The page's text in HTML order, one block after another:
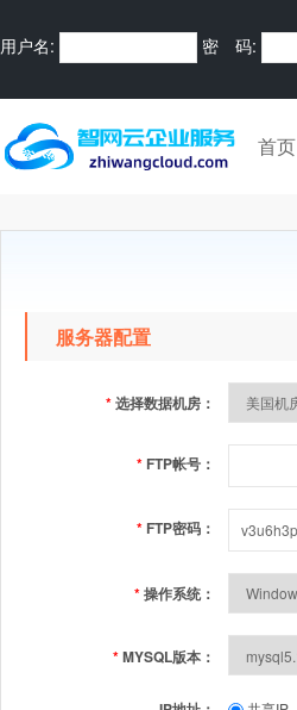
用户名: 密 码:
首页
服务器配置
*选择数据机房：
* FTP帐号：
* FTP密码：
*操作系统：
*MYSQL版本：